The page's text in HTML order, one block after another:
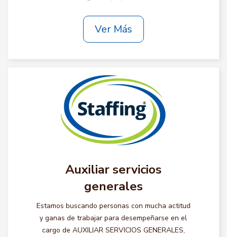
Ver Más
Auxiliar servicios
generales
Estamos buscando personas con mucha actitud
y ganas de trabajar para desempeñarse en el
cargo de AUXILIAR SERVICIOS GENERALES,